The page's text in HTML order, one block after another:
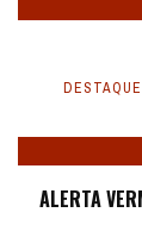
ALERTA